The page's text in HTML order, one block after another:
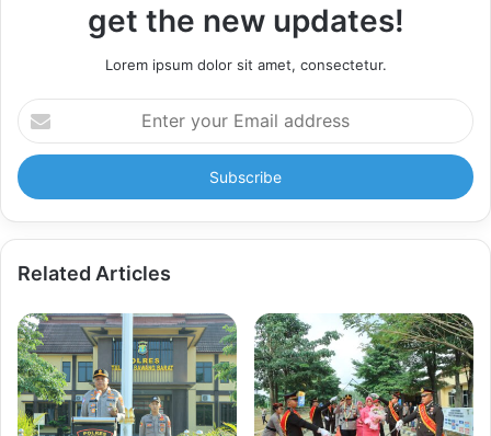
get the new updates!
Lorem ipsum dolor sit amet, consectetur.
Enter
your
Email
address
Related Articles